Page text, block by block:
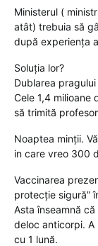
Ministerul (
atât) trebuia să
după experiența
Soluția lor?
Dublarea
Cele 1,4 milioane
să trimită
Noaptea minții.
in care vreo 300
Vaccinarea
protecție sigură”
Asta înseamnă
deloc anticorpi. A
cu 1 lună.